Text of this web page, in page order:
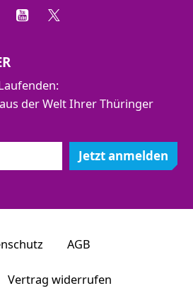
der Welt Ihrer Thüringer
Jetzt anmelden
AGB
Vertrag widerrufen